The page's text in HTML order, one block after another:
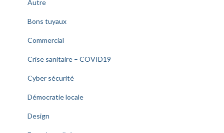
Autre
Bons tuyaux
Commercial
Crise sanitaire – COVID19
Cyber sécurité
Démocratie locale
Design